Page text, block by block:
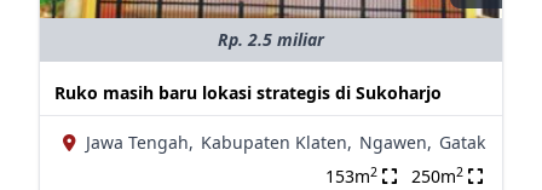
Rp. 2.5 miliar
Ruko masih baru lokasi strategis di Sukoharjo
Jawa Tengah, Kabupaten Klaten, Ngawen, Gatak
153m2 250m2